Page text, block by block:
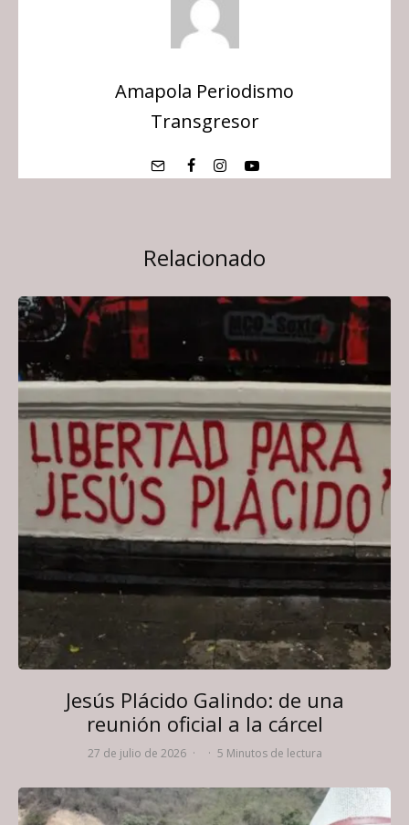
Amapola Periodismo
Transgresor
Relacionado
Jesús Plácido Galindo: de una
reunión oficial a la cárcel
27 de julio de 2026 · · 5 Minutos de lectura